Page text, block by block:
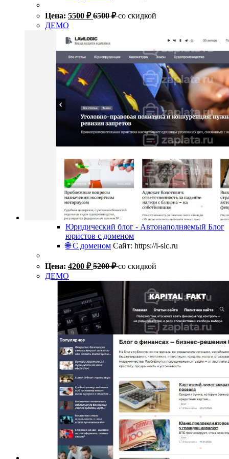
Цена: 5500 ₽ 6500₽ со скидкой
ДЕМО
Юридический блог - Автонаполняемый Блог
юристов с доменом
🌐 С доменом Сайт: https://i-slc.ru
Цена: 4200 ₽ 5200₽ со скидкой
ДЕМО